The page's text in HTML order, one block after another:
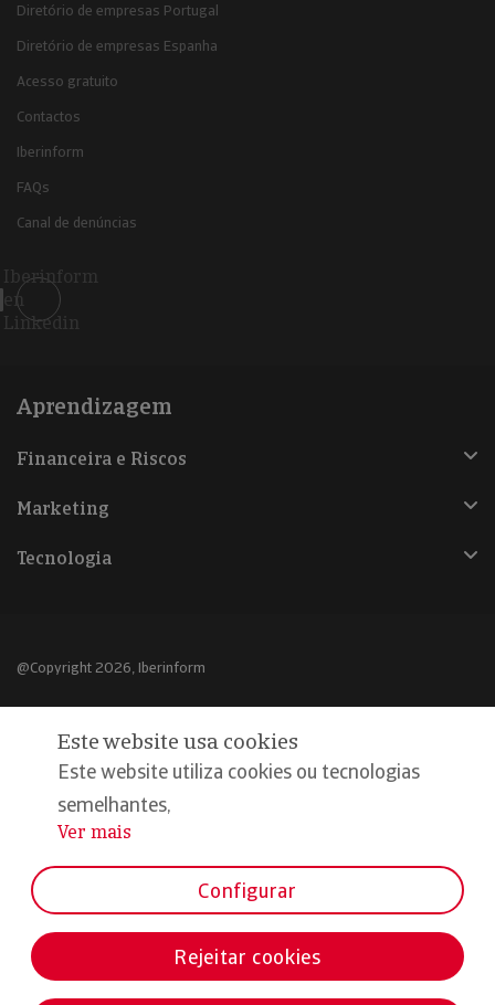
Diretório de empresas Portugal
Diretório de empresas Espanha
Acesso gratuito
Contactos
Iberinform
FAQs
Canal de denúncias
Iberinform
en
Linkedin
Aprendizagem
Financeira e Riscos
Marketing
Tecnologia
@Copyright 2026, Iberinform
Declaração de privacidade
Compromisso qualidade e segurança
Este website usa cookies
Este website utiliza cookies ou tecnologias
semelhantes,
...
Ver mais
Configurar
Rejeitar cookies